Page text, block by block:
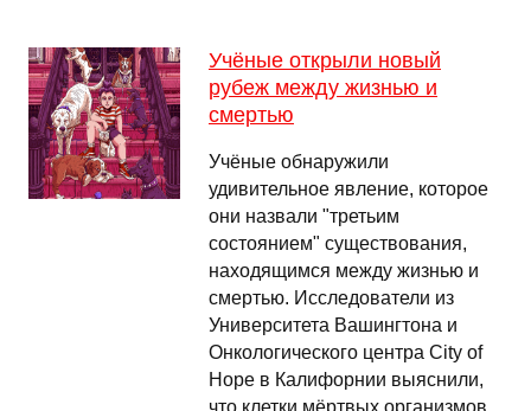
Учёные открыли новый
рубеж между жизнью и
смертью
Учёные обнаружили
удивительное явление, которое
они назвали "третьим
состоянием" существования,
находящимся между жизнью и
смертью. Исследователи из
Университета Вашингтона и
Онкологического центра City of
Hope в Калифорнии выяснили,
что клетки мёртвых организмов